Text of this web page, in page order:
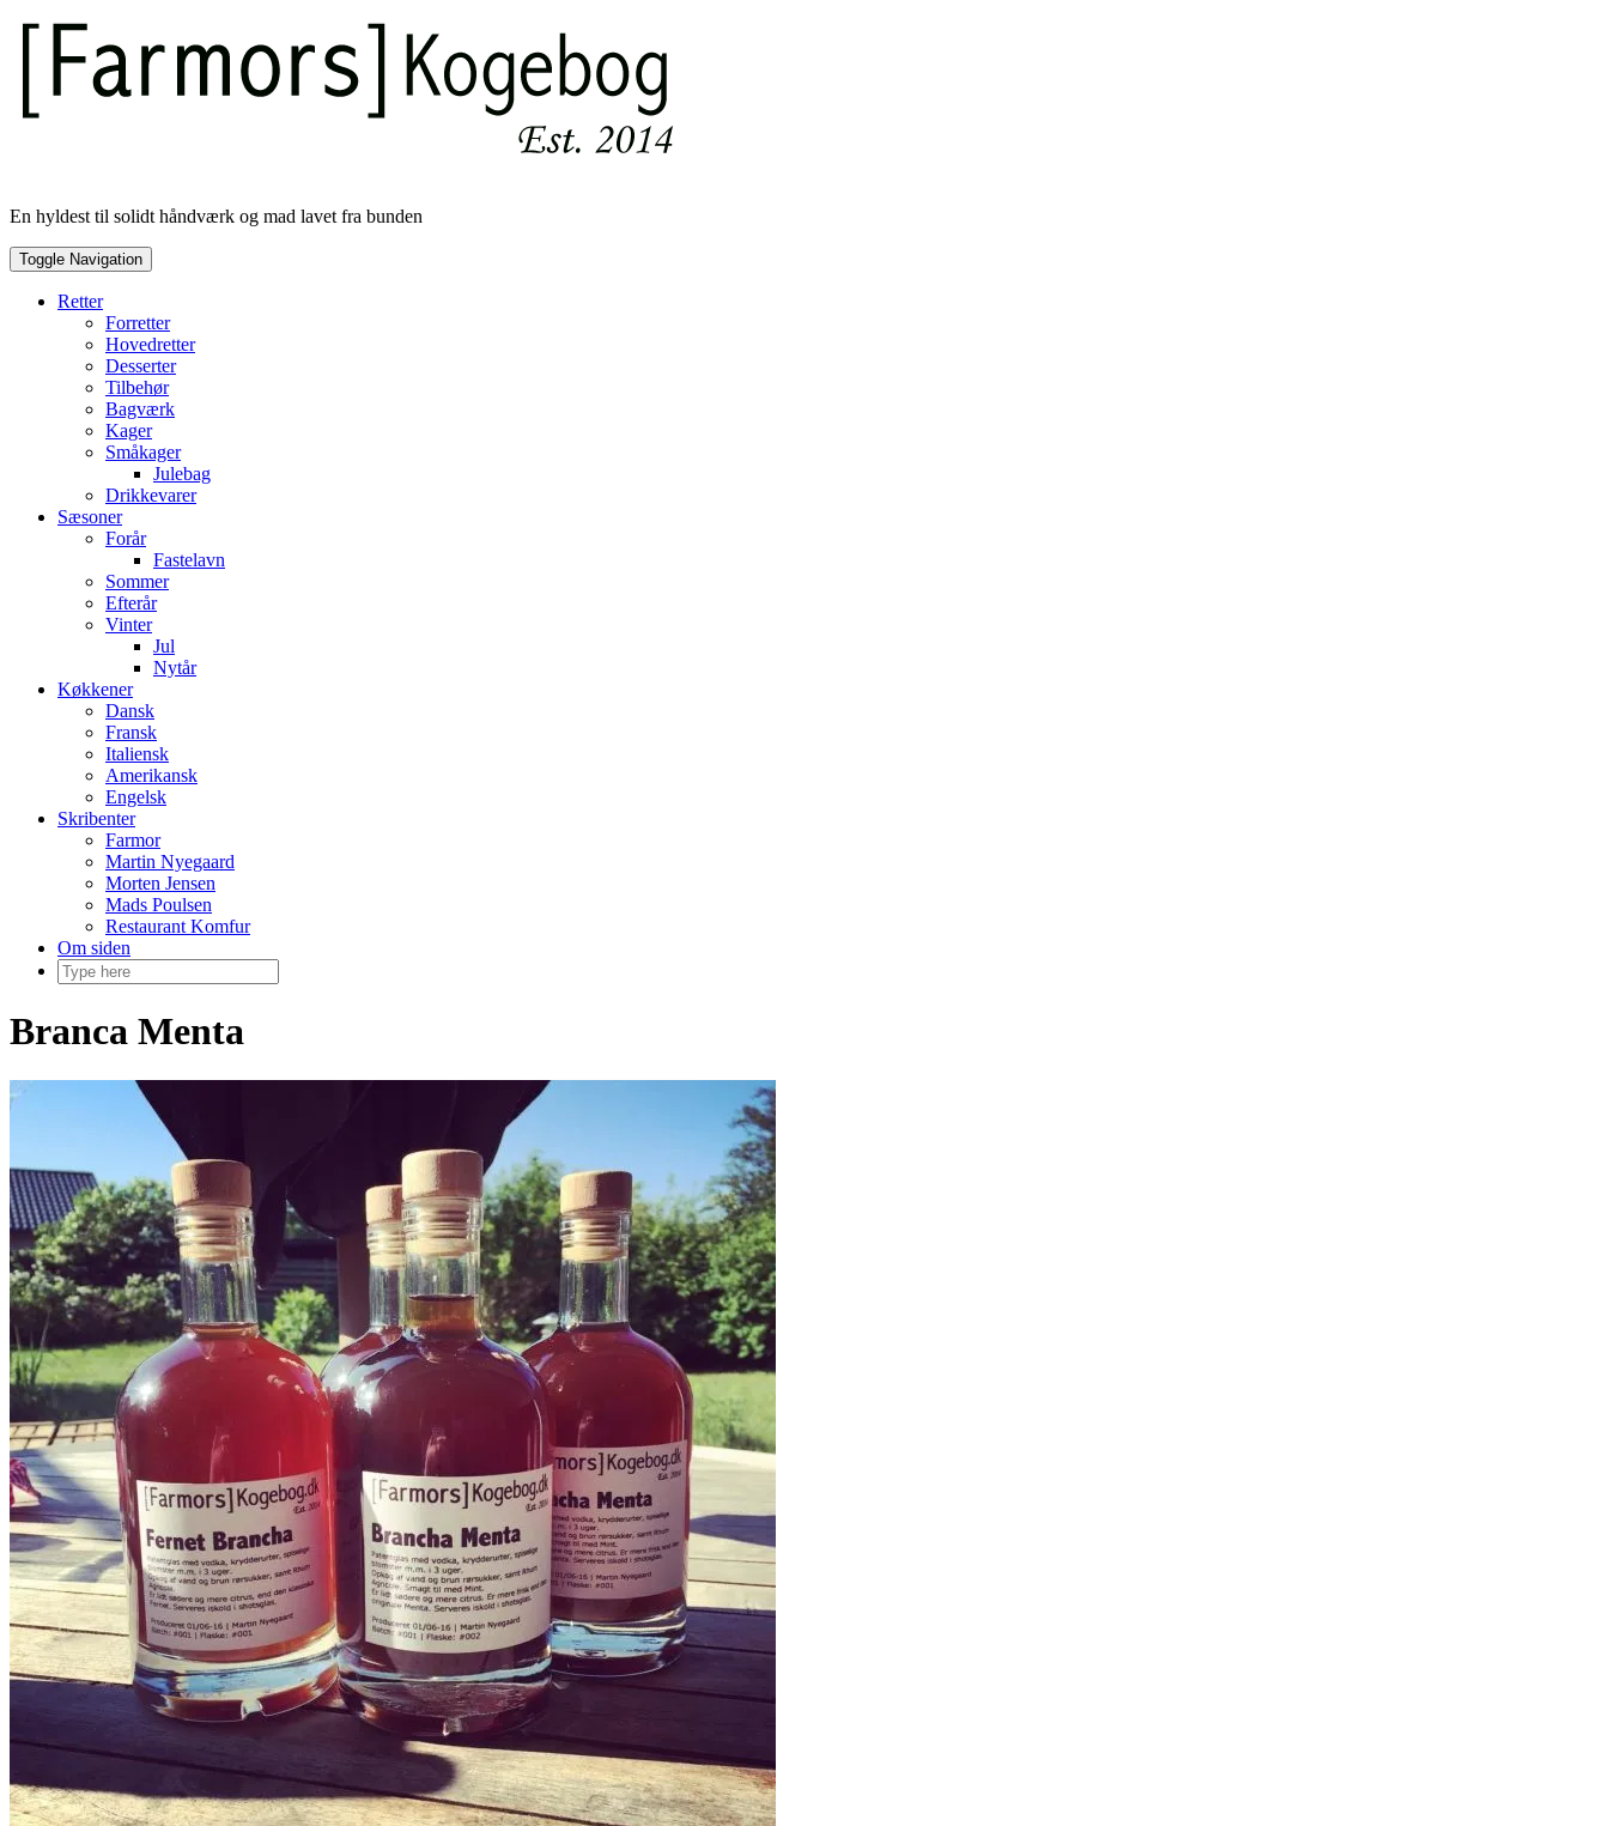
Skip
content
En hyldest til solidt håndværk og mad lavet fra bunden
Toggle Navigation
Retter
Forretter
Hovedretter
Desserter
Tilbehør
Bagværk
Kager
Småkager
Julebag
Drikkevarer
Sæsoner
Forår
Fastelavn
Sommer
Efterår
Vinter
Jul
Nytår
Køkkener
Dansk
Fransk
Italiensk
Amerikansk
Engelsk
Skribenter
Farmor
Martin Nyegaard
Morten Jensen
Mads Poulsen
Restaurant Komfur
Om siden
Branca Menta